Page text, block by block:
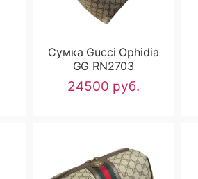
Сумка Gucci Ophidia
GG RN2703
24500 руб.